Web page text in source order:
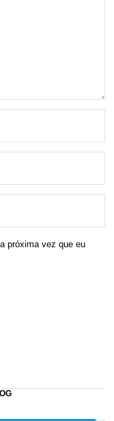
próxima vez que eu